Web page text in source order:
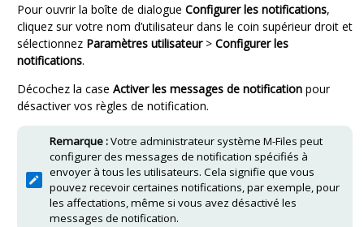
Pour ouvrir la boîte de dialogue Configurer les notifications,
cliquez sur votre nom d’utilisateur dans le coin supérieur droit et
sélectionnez Paramètres utilisateur> Configurer les
notifications.
Décochez la case Activer les messages de notification pour
désactiver vos règles de notification.
Remarque :Votre administrateur système M-Files peut
configurer des messages de notification spécifiés à
envoyer à tous les utilisateurs. Cela signifie que vous
pouvez recevoir certaines notifications, par exemple, pour
les affectations, même si vous avez désactivé les
messages de notification.